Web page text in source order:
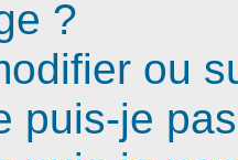
?
ou
puis-je